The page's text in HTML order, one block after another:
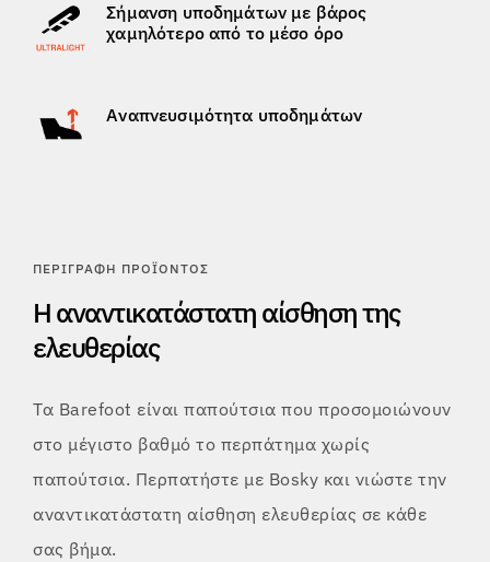
Σήμανση υποδημάτων με βάρος
χαμηλότερο από το μέσο όρο
Αναπνευσιμότητα υποδημάτων
ΠΕΡΙΓΡΑΦΉ ΠΡΟΪΌΝΤΟΣ
Η αναντικατάστατη αίσθηση της
ελευθερίας
Τα Barefoot είναι παπούτσια που προσομοιώνουν
στο μέγιστο βαθμό το περπάτημα χωρίς
παπούτσια. Περπατήστε με Bosky και νιώστε την
αναντικατάστατη αίσθηση ελευθερίας σε κάθε
σας βήμα.